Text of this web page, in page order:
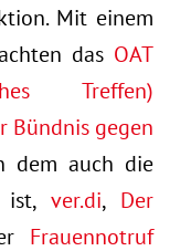
Mit einem
das OAT
Treffen)
Bündnis gegen
dem auch die
ist,ver.di, Der
Frauennotruf